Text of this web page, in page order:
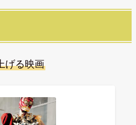
げる映画